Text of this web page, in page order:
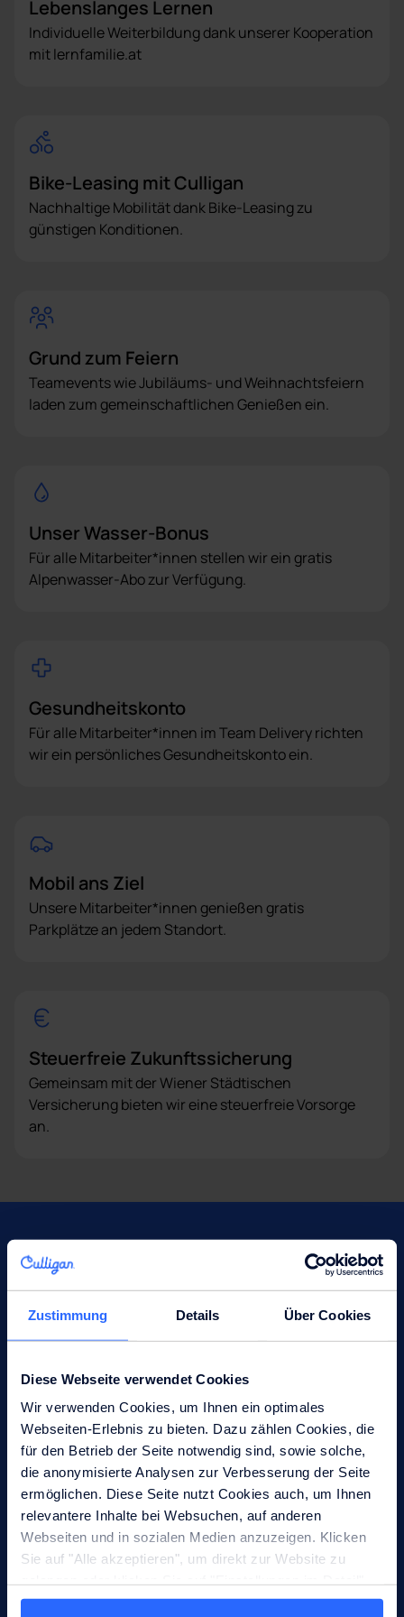
Zustimmung Details Über Cookies
Diese Webseite verwendet Cookies
Wir verwenden Cookies, um Ihnen ein optimales
Webseiten-Erlebnis zu bieten. Dazu zählen Cookies, die
für den Betrieb der Seite notwendig sind, sowie solche,
die anonymisierte Analysen zur Verbesserung der Seite
ermöglichen. Diese Seite nutzt Cookies auch, um Ihnen
relevantere Inhalte bei Websuchen, auf anderen
Webseiten und in sozialen Medien anzuzeigen. Klicken
Sie auf "Alle akzeptieren", um direkt zur Website zu
um detaillierte Beschreibungen der eingesetzten Cookies
Lebenslanges Lernen
Individuelle Weiterbildung dank unserer Kooperation
mit lernfamilie.at
Bike-Leasing mit Culligan
Nachhaltige Mobilität dank Bike-Leasing zu
günstigen Konditionen.
Grund zum Feiern
Teamevents wie Jubiläums- und Weihnachtsfeiern
laden zum gemeinschaftlichen Genießen ein.
Unser Wasser-Bonus
Für alle Mitarbeiter*innen stellen wir ein gratis
Alpenwasser-Abo zur Verfügung.
Gesundheitskonto
Für alle Mitarbeiter*innen im Team Delivery richten
wir ein persönliches Gesundheitskonto ein.
Mobil ans Ziel
Unsere Mitarbeiter*innen genießen gratis
Parkplätze an jedem Standort.
Steuerfreie Zukunftssicherung
Gemeinsam mit der Wiener Städtischen
Versicherung bieten wir eine steuerfreie Vorsorge
an.
Vielfältigkeit
Zielgruppen widerspiegelt – auf allen Ebenen.
Inklusion
Wir fördern eine Inklusionskultur, die unsere